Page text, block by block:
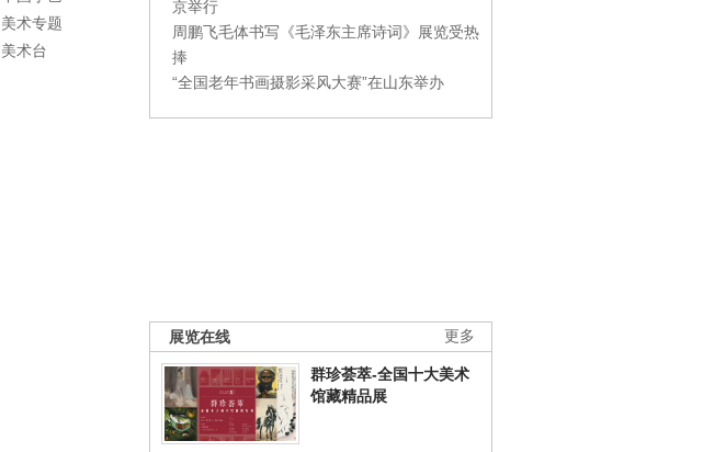
京举行
周鹏飞毛体书写《毛泽东主席诗词》展览受热
捧
“全国老年书画摄影采风大赛”在山东举办
更多
展览在线
群珍荟萃-全国十大美术
馆藏精品展
美术专题
美术台